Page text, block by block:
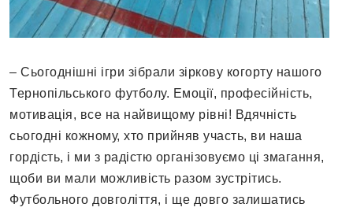
– Сьогоднішні ігри зібрали зіркову когорту нашого
Тернопільського футболу. Емоції, професійність,
мотивація, все на найвищому рівні! Вдячність
сьогодні кожному, хто прийняв участь, ви наша
гордість, і ми з радістю організовуємо ці змагання,
щоби ви мали можливість разом зустрітись.
Футбольного довголіття, і ще довго залишатись